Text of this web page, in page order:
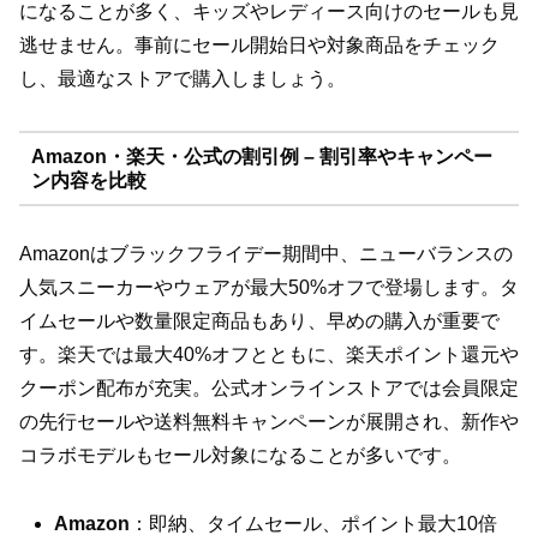
になることが多く、キッズやレディース向けのセールも見
逃せません。事前にセール開始日や対象商品をチェック
し、最適なストアで購入しましょう。
Amazon・楽天・公式の割引例 – 割引率やキャンペー
ン内容を比較
Amazonはブラックフライデー期間中、ニューバランスの
人気スニーカーやウェアが最大50%オフで登場します。タ
イムセールや数量限定商品もあり、早めの購入が重要で
す。楽天では最大40%オフとともに、楽天ポイント還元や
クーポン配布が充実。公式オンラインストアでは会員限定
の先行セールや送料無料キャンペーンが展開され、新作や
コラボモデルもセール対象になることが多いです。
Amazon ：即納、タイムセール、ポイント最大10倍